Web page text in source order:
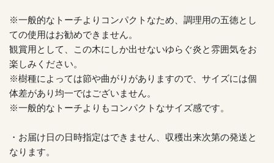
※一般的なトーチよりコンパクトなため、調理用の五徳とし
ての使用はお勧めできません。
観賞用として、この木にしか出せないゆらぐ炎と雰囲気をお
楽しみください。
※樹種によっては節や曲がりがありますので、サイズには個
体差があり均一ではございません。
※一般的なトーチよりもコンパクトなサイズ感です。
・お届け日の日時指定はできません、収穫出来次第の発送と
なります。